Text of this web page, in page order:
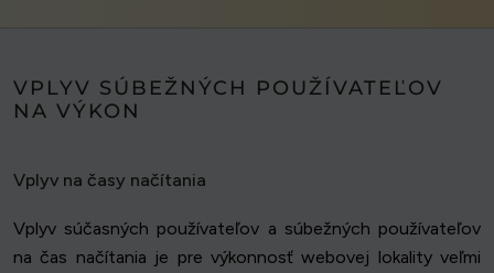
VPLYV SÚBEŽNÝCH POUŽÍVATEĽOV
NA VÝKON
Vplyv na časy načítania
Vplyv súčasných používateľov a súbežných používateľov
na čas načítania je pre výkonnosť webovej lokality veľmi